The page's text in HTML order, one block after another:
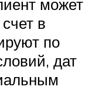
может
в
по
дат